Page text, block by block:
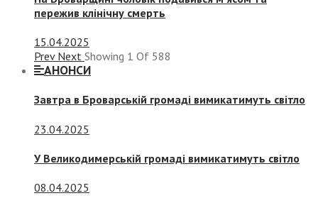
пережив клінічну смерть
15.04.2025
Prev Next Showing 1 Of 588
АНОНСИ
Завтра в Броварській громаді вимикатимуть світло
23.04.2025
У Великодимерській громаді вимикатимуть світло
08.04.2025